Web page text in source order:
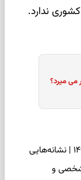
ندارد.
می میرد؟
فال اسم امروز جمعه ۱۶ مرداد ۱۴۰۵ | نشانه‌هایی
شخصی و